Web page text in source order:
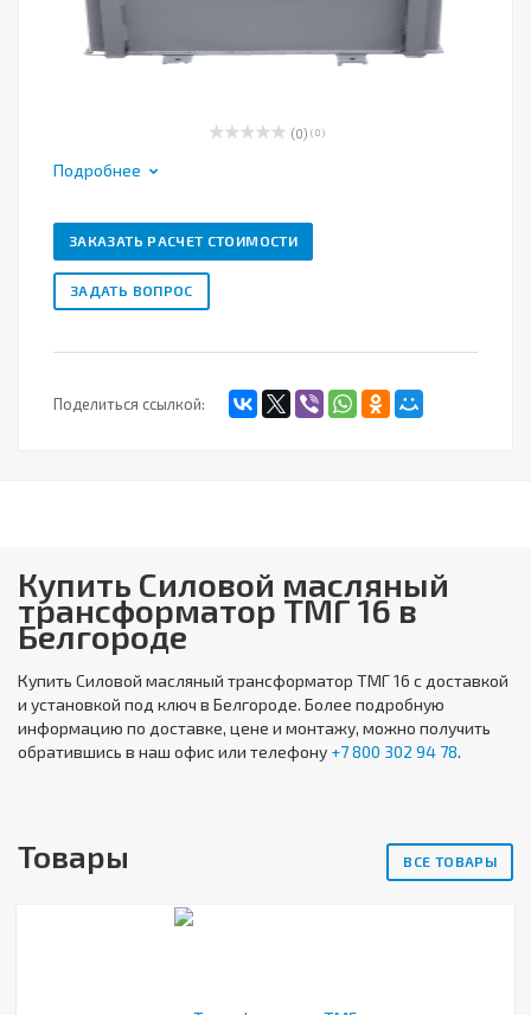
(0) ( 0 )
Подробнее
ЗАКАЗАТЬ РАСЧЕТ СТОИМОСТИ
ЗАДАТЬ ВОПРОС
Поделиться ссылкой:
Купить Силовой масляный
трансформатор ТМГ 16 в
Белгороде
Купить Силовой масляный трансформатор ТМГ 16 с доставкой
и установкой под ключ в Белгороде. Более подробную
информацию по доставке, цене и монтажу, можно получить
обратившись в наш офис или телефону +7 800 302 94 78.
Товары ВСЕ ТОВАРЫ